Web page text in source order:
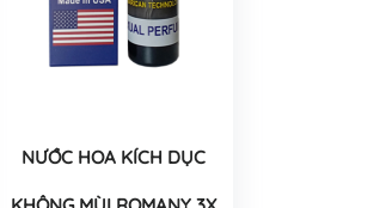
NƯỚC HOA KÍCH DỤC